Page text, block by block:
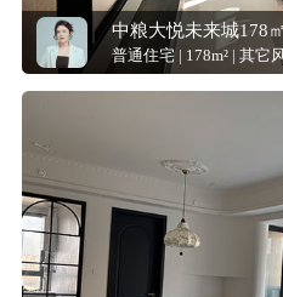
中粮大悦未来城178
普通住宅 | 178m² | 其它